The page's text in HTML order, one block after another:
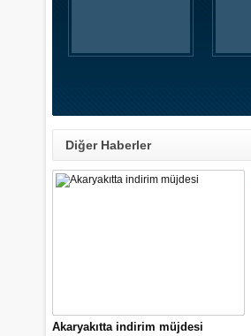
Diğer Haberler
Akaryakıtta indirim müjdesi